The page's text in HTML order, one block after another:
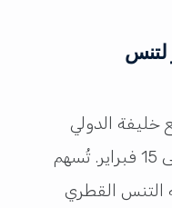
لتنس
خليفة الدولي
للتنس والاسكواش من 9 إلى 15 فبراير. تُسهم
التنس القطري